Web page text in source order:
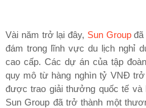
Vài năm trở lại đây, Sun Groupđã
đám trong lĩnh vực du lịch nghỉ
cao cấp. Các dự án của tập
quy mô từ hàng nghìn tỷ VNĐ
được trao giải thưởng quốc tế và
Sun Group đã trở thành một